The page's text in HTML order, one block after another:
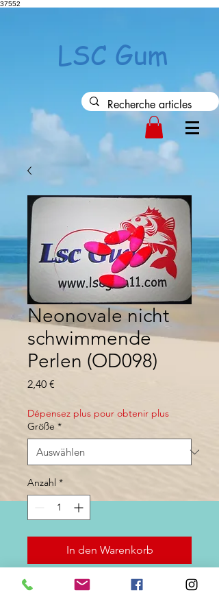
37552
LSC Gum
Neonovale nicht
schwimmende
Perlen (OD098)
2,40 €
Dépensez plus pour obtenir plus
Größe *
Anzahl *
In den Warenkorb